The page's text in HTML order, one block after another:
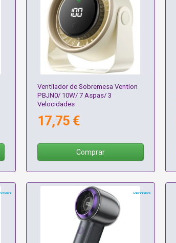
Ventilador de Sobremesa Vention
PBJN0/ 10W/ 7 Aspas/ 3
Velocidades
17,75 €
Comprar